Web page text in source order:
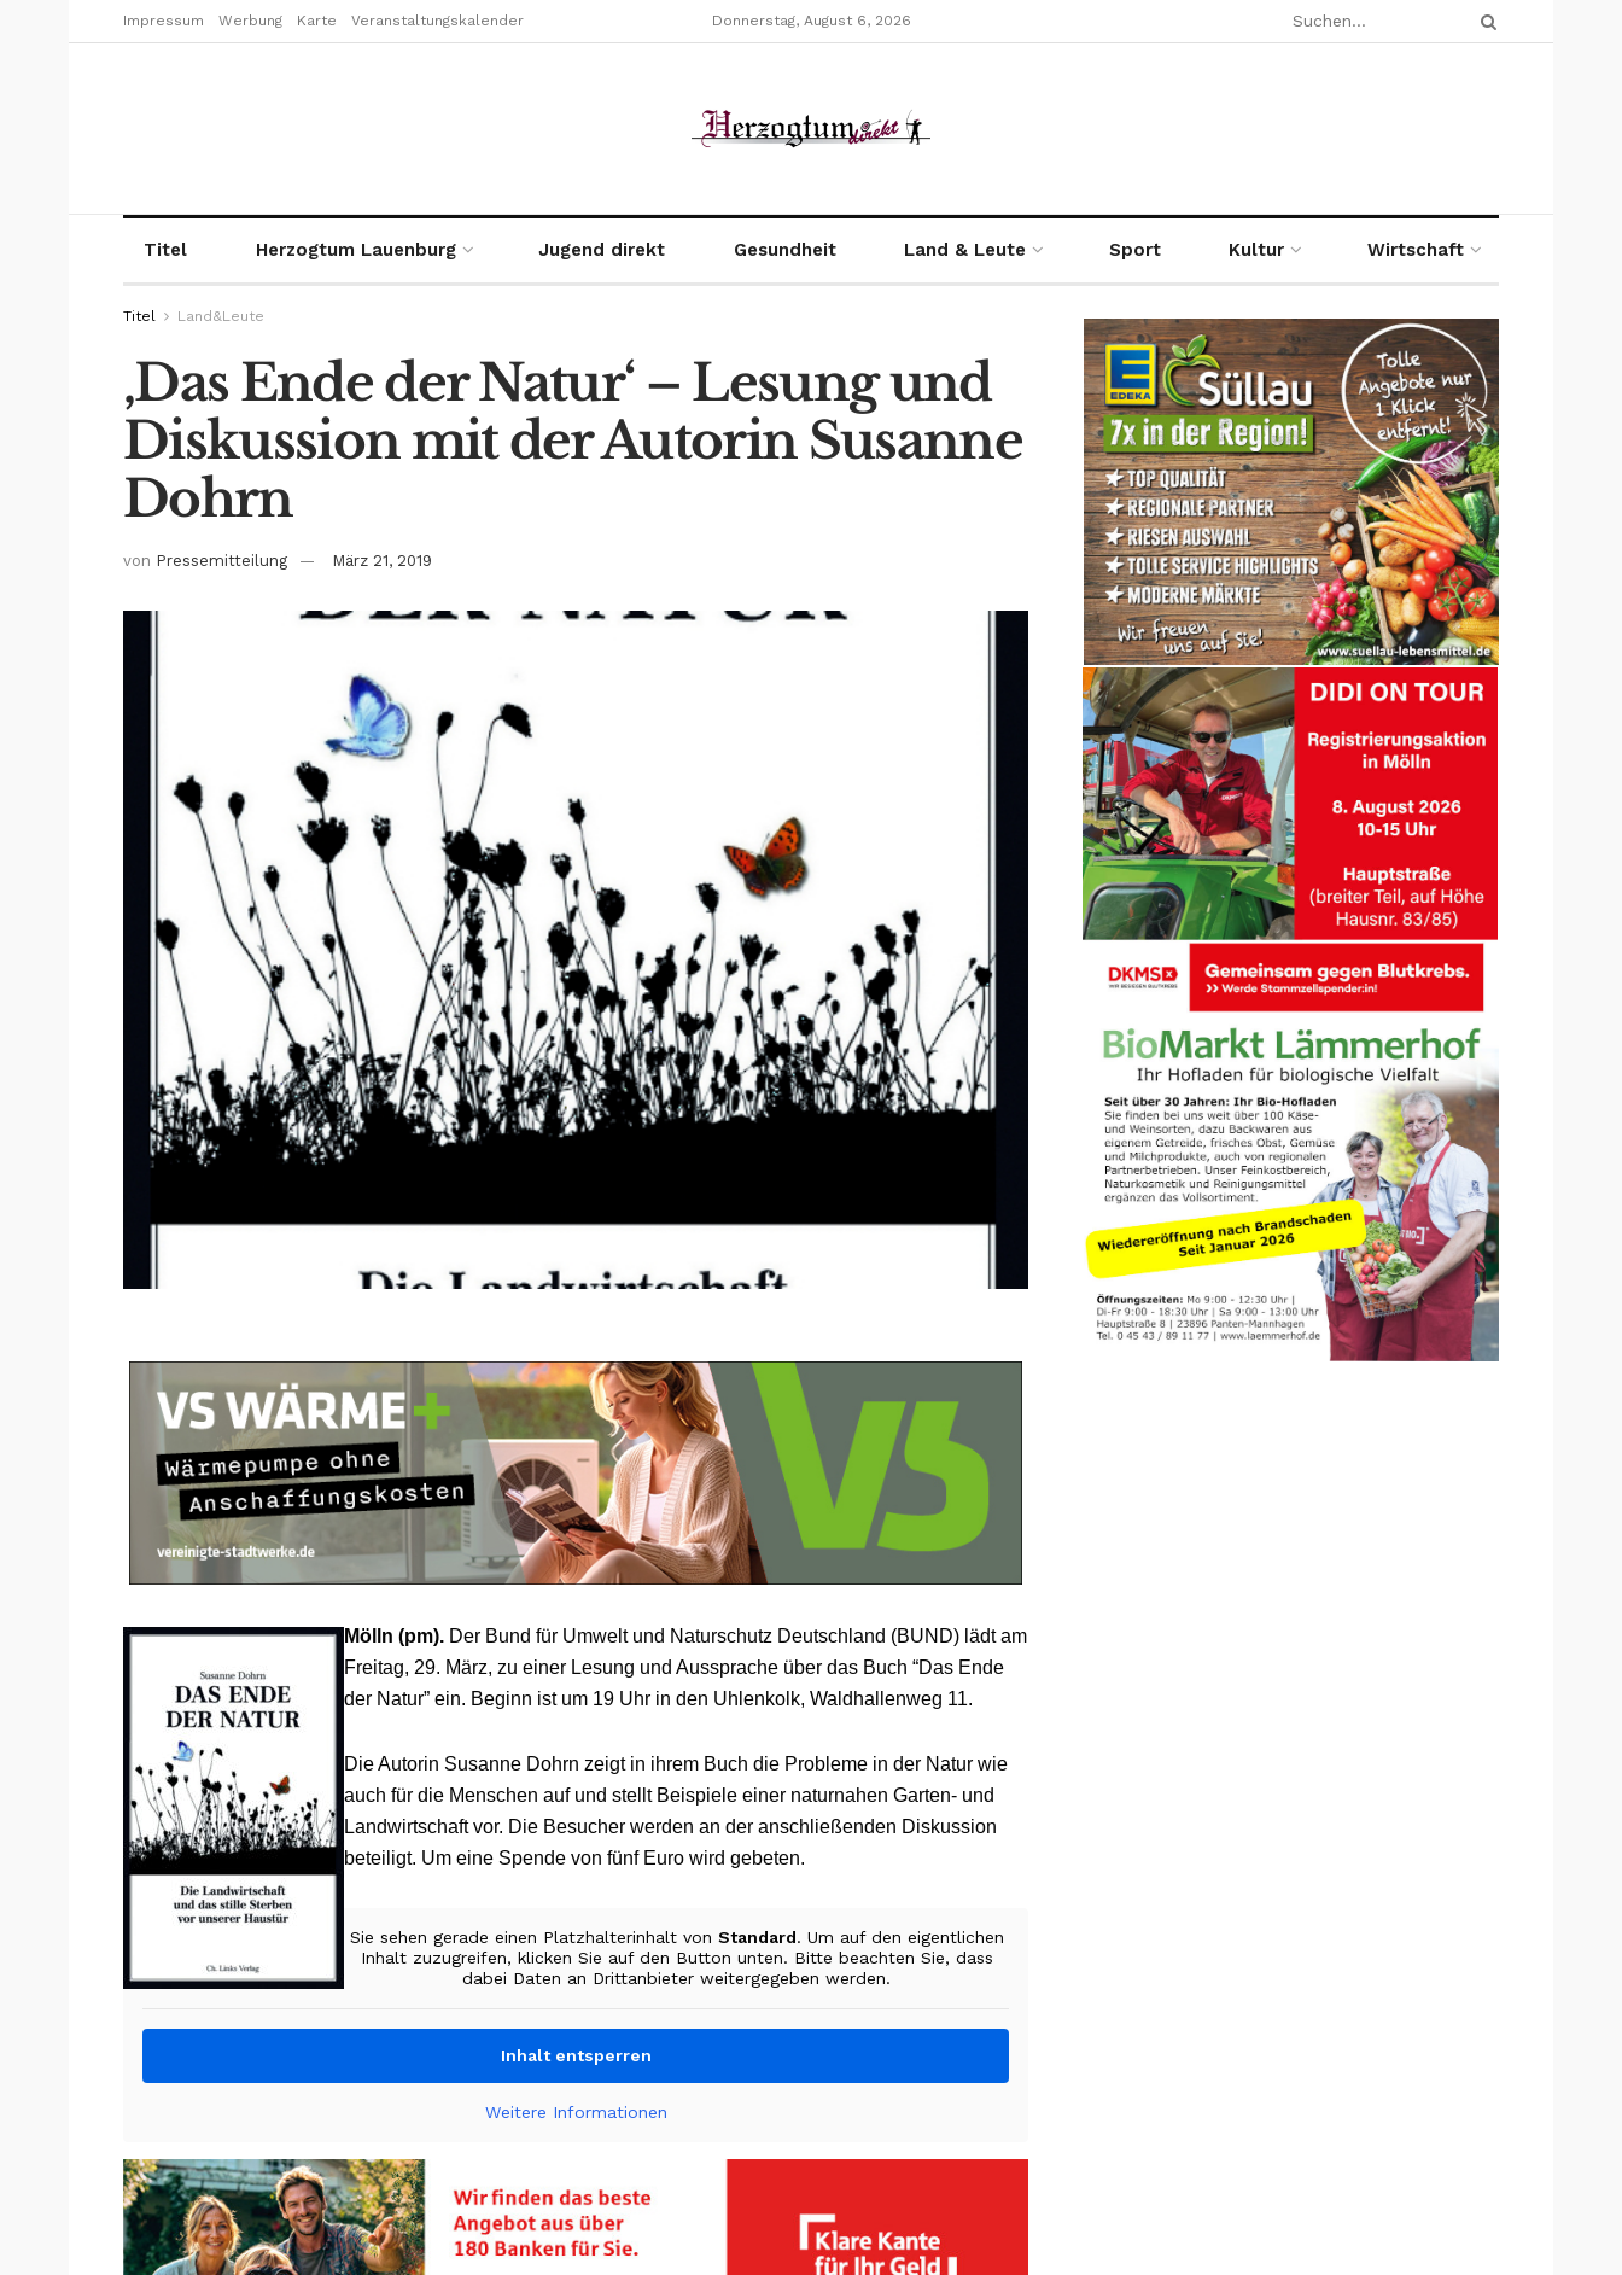
Impressum Werbung Karte Veranstaltungskalender Donnerstag, August 6, 2026
Titel Herzogtum Lauenburg Jugend direkt Gesundheit Land & Leute Sport Kultur Wirtschaft
Titel Land&Leute
‚Das Ende der Natur‘ – Lesung und
Diskussion mit der Autorin Susanne
Dohrn
von Pressemitteilung März 21, 2019
Mölln (pm). Der Bund für Umwelt und Naturschutz Deutschland (BUND) lädt am
Freitag, 29. März, zu einer Lesung und Aussprache über das Buch “Das Ende
der Natur” ein. Beginn ist um 19 Uhr in den Uhlenkolk, Waldhallenweg 11.
Die Autorin Susanne Dohrn zeigt in ihrem Buch die Probleme in der Natur wie
auch für die Menschen auf und stellt Beispiele einer naturnahen Garten- und
Landwirtschaft vor. Die Besucher werden an der anschließenden Diskussion
beteiligt. Um eine Spende von fünf Euro wird gebeten.
Sie sehen gerade einen Platzhalterinhalt von Standard. Um auf den eigentlichen
Inhalt zuzugreifen, klicken Sie auf den Button unten. Bitte beachten Sie, dass
dabei Daten an Drittanbieter weitergegeben werden.
Inhalt entsperren
Weitere Informationen